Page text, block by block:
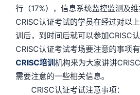
行（17%），信息系统监控监测及
CRISC认证考试的学员在经过对以
训后，到时间后就可以参加CRISC认
CRISC认证考试考场要注意的事项
CRISC培训机构来为大家讲讲
需要注意的一些相关信息。
CRISC认证考试注意事项：